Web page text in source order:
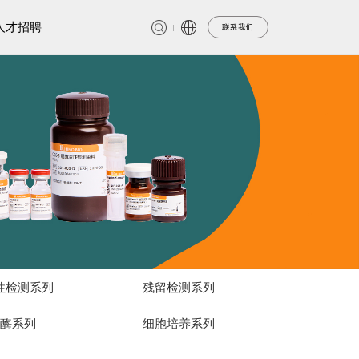
才招聘 联系我们
检测系列 残留检测系列
系列 细胞培养系列